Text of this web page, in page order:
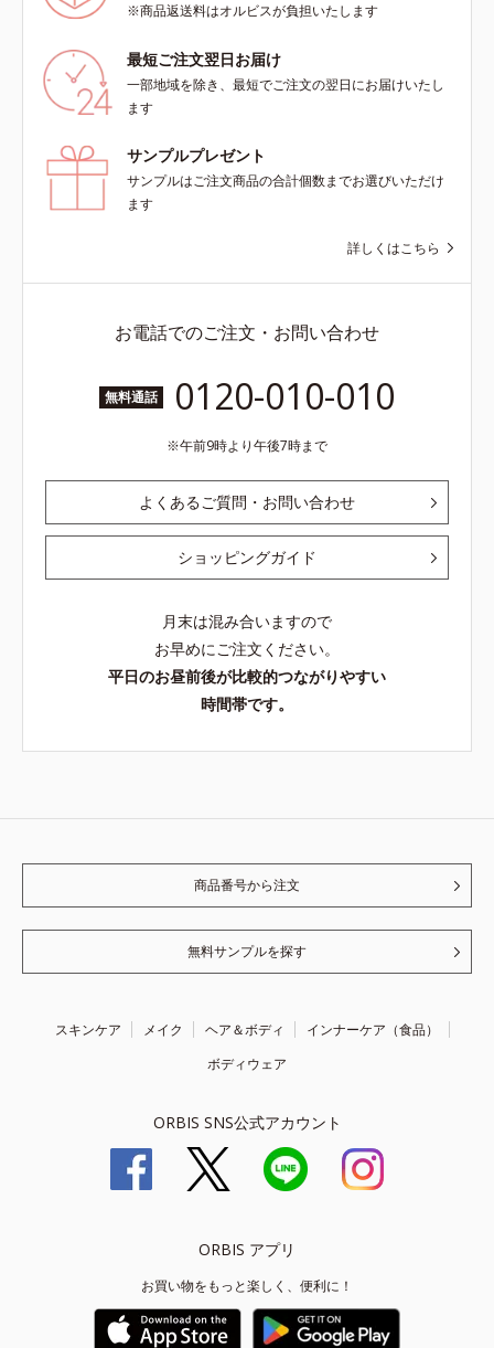
※商品返送料はオルビスが負担いたします
最短ご注文翌日お届け
一部地域を除き、最短でご注文の翌日にお届けいたし
ます
サンプルプレゼント
サンプルはご注文商品の合計個数までお選びいただけ
ます
詳しくはこちら
お電話でのご注文・お問い合わせ
無料通話 0120-010-010
午前9時より午後7時まで
よくあるご質問・お問い合わせ
ショッピングガイド
月末は混み合いますので
お早めにご注文ください。
平日のお昼前後が比較的つながりやすい
時間帯です。
商品番号から注文
無料サンプルを探す
スキンケア メイク ヘア＆ボディ
インナーケア（食品）
ボディウェア
ORBIS SNS公式アカウント
ORBIS アプリ
お買い物をもっと楽しく、便利に！